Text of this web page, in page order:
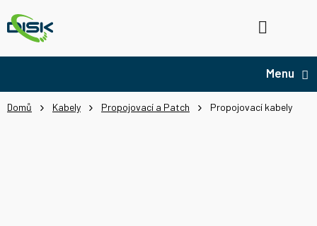
na
obsah
Domů Kabely Propojovací a Patch Propojovací kabely